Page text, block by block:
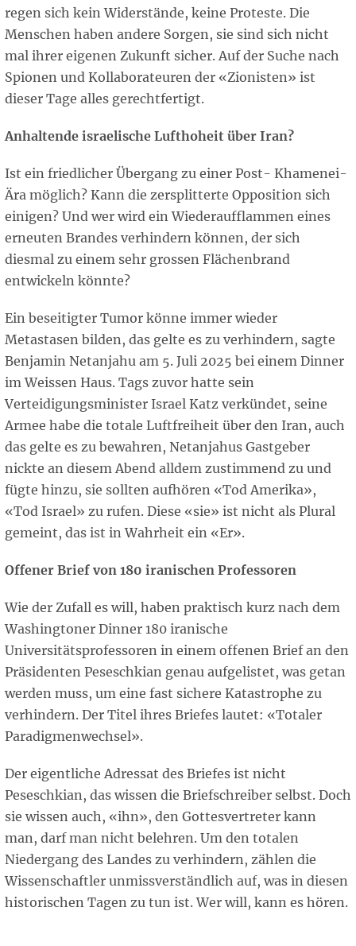
regen sich kein Widerstände, keine Proteste. Die
Menschen haben andere Sorgen, sie sind sich nicht
mal ihrer eigenen Zukunft sicher. Auf der Suche nach
Spionen und Kollaborateuren der «Zionisten» ist
dieser Tage alles gerechtfertigt.
Anhaltende israelische Lufthoheit über Iran?
Ist ein friedlicher Übergang zu einer Post- Khamenei-
Ära möglich? Kann die zersplitterte Opposition sich
einigen? Und wer wird ein Wiederaufflammen eines
erneuten Brandes verhindern können, der sich
diesmal zu einem sehr grossen Flächenbrand
entwickeln könnte?
Ein beseitigter Tumor könne immer wieder
Metastasen bilden, das gelte es zu verhindern, sagte
Benjamin Netanjahu am 5. Juli 2025 bei einem Dinner
im Weissen Haus. Tags zuvor hatte sein
Verteidigungsminister Israel Katz verkündet, seine
Armee habe die totale Luftfreiheit über den Iran, auch
das gelte es zu bewahren, Netanjahus Gastgeber
nickte an diesem Abend alldem zustimmend zu und
fügte hinzu, sie sollten aufhören «Tod Amerika»,
«Tod Israel» zu rufen. Diese «sie» ist nicht als Plural
gemeint, das ist in Wahrheit ein «Er».
Offener Brief von 180 iranischen Professoren
Wie der Zufall es will, haben praktisch kurz nach dem
Washingtoner Dinner 180 iranische
Universitätsprofessoren in einem offenen Brief an den
Präsidenten Peseschkian genau aufgelistet, was getan
werden muss, um eine fast sichere Katastrophe zu
verhindern. Der Titel ihres Briefes lautet: «Totaler
Paradigmenwechsel».
Der eigentliche Adressat des Briefes ist nicht
Peseschkian, das wissen die Briefschreiber selbst. Doch
sie wissen auch, «ihn», den Gottesvertreter kann
man, darf man nicht belehren. Um den totalen
Niedergang des Landes zu verhindern, zählen die
Wissenschaftler unmissverständlich auf, was in diesen
historischen Tagen zu tun ist. Wer will, kann es hören.